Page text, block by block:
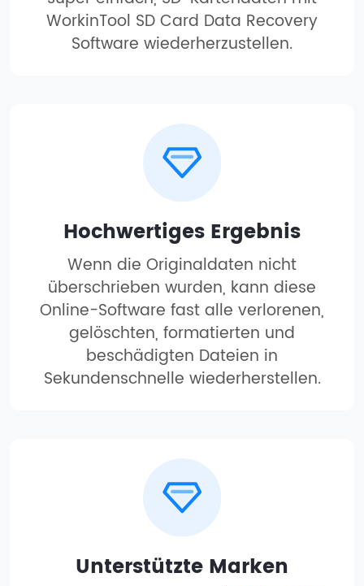
WorkinTool SD Card Data Recovery
Software wiederherzustellen.
Hochwertiges Ergebnis
Wenn die Originaldaten nicht
überschrieben wurden, kann diese
Online-Software fast alle verlorenen,
gelöschten, formatierten und
beschädigten Dateien in
Sekundenschnelle wiederherstellen.
Unterstützte Marken